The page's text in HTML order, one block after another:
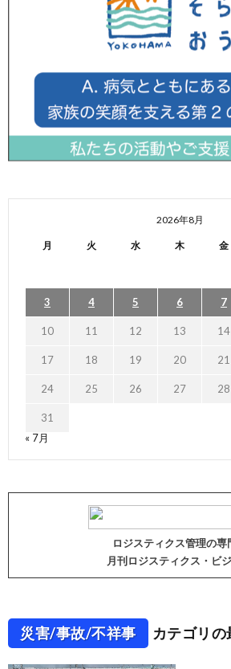
2026年8月
月 火 水 木 金
3 4 5 6 7
10 11 12 13 14
17 18 19 20 21
24 25 26 27 28
31
« 7月
ロジスティクス管理の専
月刊ロジスティクス・ビ
災害/事故/不祥事 カテゴリ